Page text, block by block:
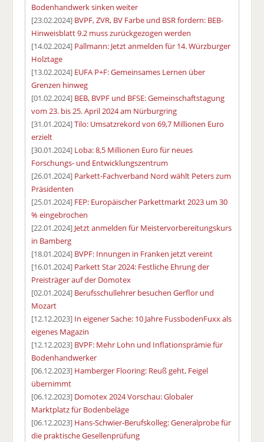
Bodenhandwerk sinken weiter
[23.02.2024] BVPF, ZVR, BV Farbe und BSR fordern: BEB-
Hinweisblatt 9.2 muss zurückgezogen werden
[14.02.2024] Pallmann: Jetzt anmelden für 14. Würzburger
Holztage
[13.02.2024] EUFA P+F: Gemeinsames Lernen über
Grenzen hinweg
[01.02.2024] BEB, BVPF und BFSE: Gemeinschaftstagung
vom 23. bis 25. April 2024 am Nürburgring
[31.01.2024]Tilo: Umsatzrekord von 69,7 Millionen Euro
erzielt
[30.01.2024] Loba: 8,5 Millionen Euro für neues
Forschungs- und Entwicklungszentrum
[26.01.2024] Parkett-Fachverband Nord wählt Peters zum
Präsidenten
[25.01.2024] FEP: Europäischer Parkettmarkt 2023 um 30
% eingebrochen
[22.01.2024] Jetzt anmelden für Meistervorbereitungskurs
in Bamberg
[18.01.2024] BVPF: Innungen in Franken jetzt vereint
[16.01.2024] Parkett Star 2024: Festliche Ehrung der
Preisträger auf der Domotex
[02.01.2024] Berufsschullehrer besuchen Gerflor und
Mozart
[12.12.2023] In eigener Sache: 10 Jahre FussbodenFuxx als
eigenes Magazin
[12.12.2023] BVPF: Mehr Lohn und Inflationsprämie für
Bodenhandwerker
[06.12.2023] Hamberger Flooring: Reuß geht, Feigel
übernimmt
[06.12.2023] Domotex 2024 Vorschau: Globaler
Marktplatz für Bodenbeläge
[06.12.2023] Hans-Schwier-Berufskolleg: Generalprobe für
die praktische Gesellenprüfung